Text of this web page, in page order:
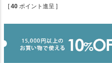
[ 40 ポイント進呈 ]